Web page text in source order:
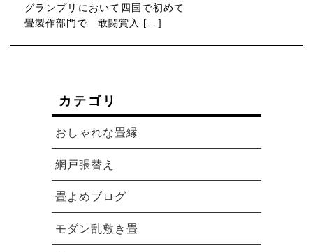
グランプリにおいて四国で初めて
畳製作部門で 敢闘賞入 […]
カテゴリ
おしゃれな畳縁
網戸張替え
畳よめブログ
モダン乱敷き畳